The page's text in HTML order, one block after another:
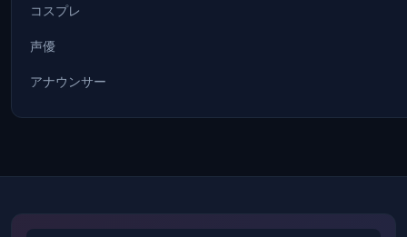
コスプレ
声優
アナウンサー